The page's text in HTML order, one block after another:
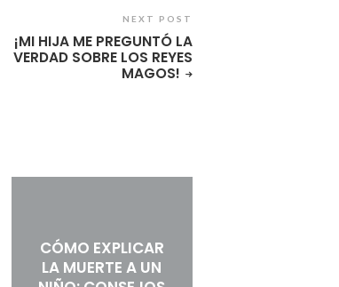
NEXT POST
¡MI HIJA ME PREGUNTÓ LA
VERDAD SOBRE LOS REYES
MAGOS!
CÓMO EXPLICAR
LA MUERTE A UN